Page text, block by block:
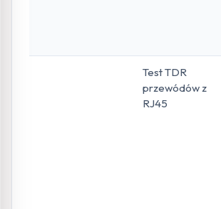
Test TDR
przewódów z
RJ45